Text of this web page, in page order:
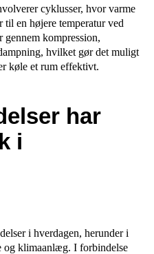
cyklusser, hvor varme
til en højere temperatur ved
kompression,
hvilket gør det muligt
køle et rum effektivt.
har
i
i hverdagen, herunder i
og klimaanlæg. I forbindelse